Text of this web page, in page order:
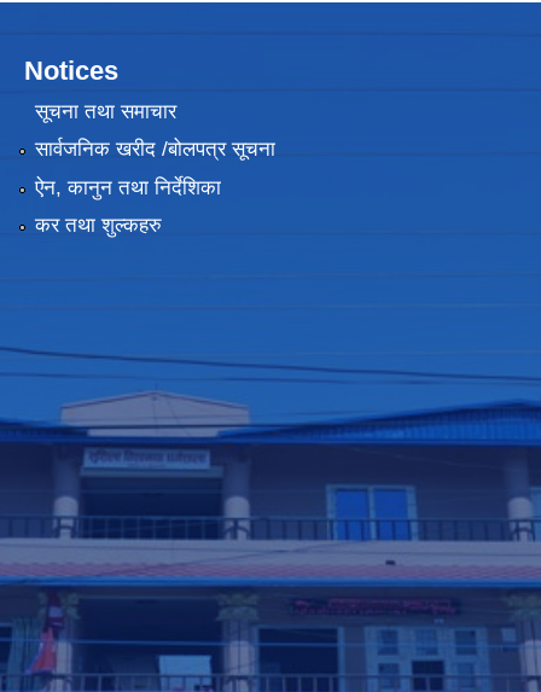
Notices
सूचना तथा समाचार
सार्वजनिक खरीद /बोलपत्र सूचना
ऐन, कानुन तथा निर्देशिका
कर तथा शुल्कहरु